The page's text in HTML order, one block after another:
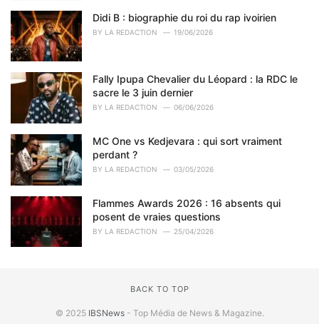
Didi B : biographie du roi du rap ivoirien
BY LA REDACTION 19/06/2026
Fally Ipupa Chevalier du Léopard : la RDC le
sacre le 3 juin dernier
BY LA REDACTION 06/06/2026
MC One vs Kedjevara : qui sort vraiment
perdant ?
BY LA REDACTION 03/05/2026
Flammes Awards 2026 : 16 absents qui
posent de vraies questions
BY LA REDACTION 25/04/2026
BACK TO TOP
© 2025 IBSNews- Top Média de News & Magazine.